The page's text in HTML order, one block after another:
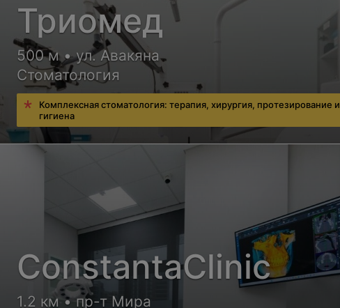
Триомед
500 м • ул. Авакяна
Стоматология
Комплексная стоматология: терапия, хирургия, протезирование и
гигиена
ConstantaClinic
1.2 км • пр-т Мира